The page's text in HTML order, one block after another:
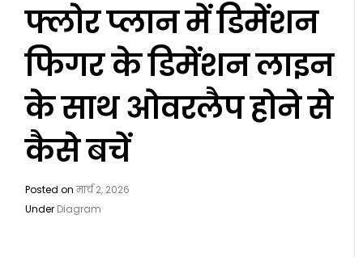
फ्लोर प्लान में डिमेंशन
फिगर के डिमेंशन लाइन
के साथ ओवरलैप होने से
कैसे बचें
Posted onमार्च 2, 2026
Under Diagram